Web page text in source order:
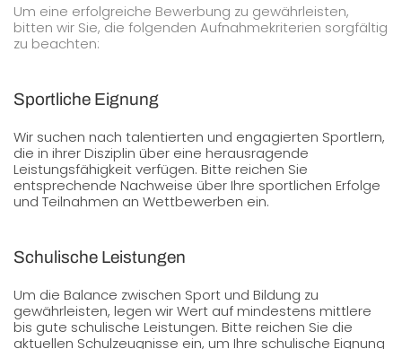
Um eine erfolgreiche Bewerbung zu gewährleisten,
bitten wir Sie, die folgenden Aufnahmekriterien sorgfältig
zu beachten:
Sportliche Eignung
Wir suchen nach talentierten und engagierten Sportlern,
die in ihrer Disziplin über eine herausragende
Leistungsfähigkeit verfügen. Bitte reichen Sie
entsprechende Nachweise über Ihre sportlichen Erfolge
und Teilnahmen an Wettbewerben ein.
Schulische Leistungen
Um die Balance zwischen Sport und Bildung zu
gewährleisten, legen wir Wert auf mindestens mittlere
bis gute schulische Leistungen. Bitte reichen Sie die
aktuellen Schulzeugnisse ein, um Ihre schulische Eignung